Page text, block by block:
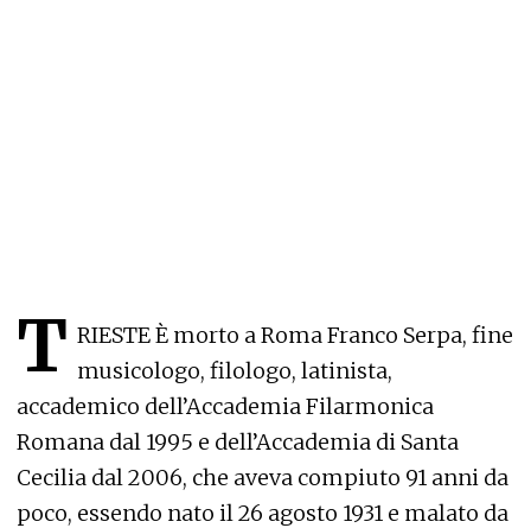
T RIESTE È morto a Roma Franco Serpa, fine
musicologo, filologo, latinista,
accademico dell’Accademia Filarmonica
Romana dal 1995 e dell’Accademia di Santa
Cecilia dal 2006, che aveva compiuto 91 anni da
poco, essendo nato il 26 agosto 1931 e malato da